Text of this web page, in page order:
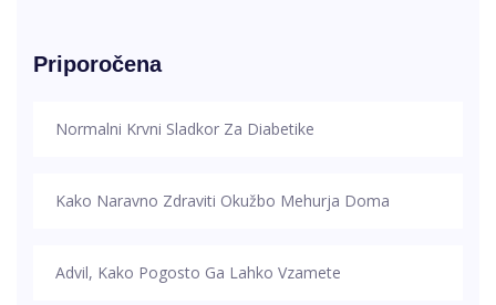
Priporočena
Normalni Krvni Sladkor Za Diabetike
Kako Naravno Zdraviti Okužbo Mehurja Doma
Advil, Kako Pogosto Ga Lahko Vzamete